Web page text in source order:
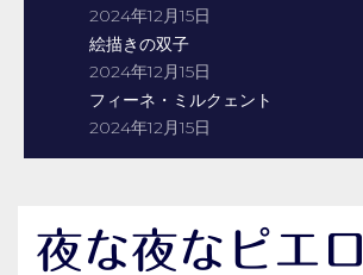
夜な夜なピエロ
2024年12月15日
絵描きの双子
2024年12月15日
フィーネ・ミルクェント
2024年12月15日